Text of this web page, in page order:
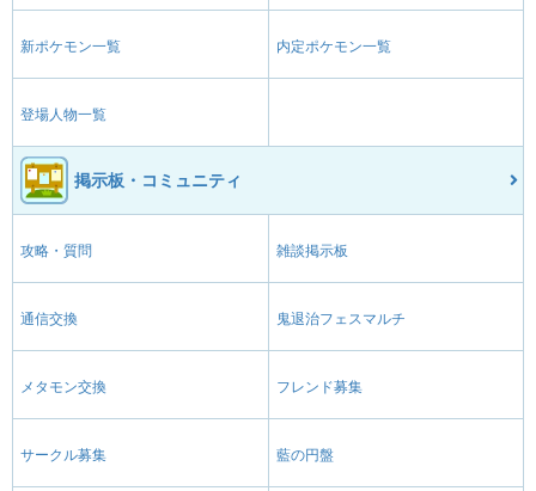
新ポケモン一覧 内定ポケモン一覧
登場人物一覧
掲示板・コミュニティ
攻略・質問 雑談掲示板
通信交換 鬼退治フェスマルチ
メタモン交換 フレンド募集
サークル募集 藍の円盤